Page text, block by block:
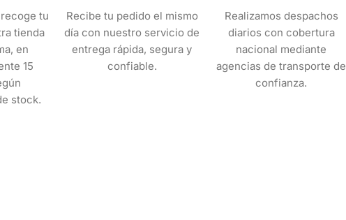
tu
tienda
en
15
stock.
Recibe tu pedido el mismo
día con nuestro servicio de
entrega rápida, segura y
confiable.
Realizamos despachos
diarios con cobertura
nacional mediante
agencias de transporte de
confianza.